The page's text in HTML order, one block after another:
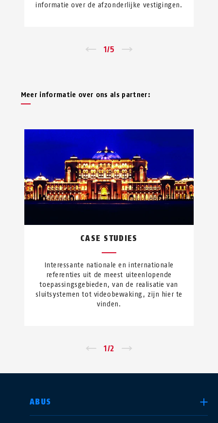
informatie over de afzonderlijke vestigingen.
1/5
Meer informatie over ons als partner:
CASE STUDIES
Interessante nationale en internationale
referenties uit de meest uiteenlopende
toepassingsgebieden, van de realisatie van
sluitsystemen tot videobewaking, zijn hier te
vinden.
1/2
ABUS
LAND SELECTEREN